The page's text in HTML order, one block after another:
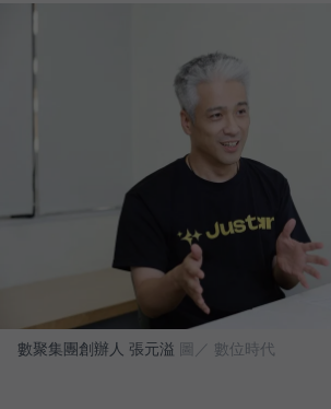
數聚集團創辦人 張元溢 圖／ 數位時代